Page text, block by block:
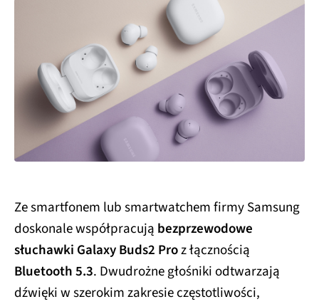
Ze smartfonem lub smartwatchem firmy Samsung
doskonale współpracują bezprzewodowe
słuchawki Galaxy Buds2 Proz łącznością
Bluetooth 5.3. Dwudrożne głośniki odtwarzają
dźwięki w szerokim zakresie częstotliwości,